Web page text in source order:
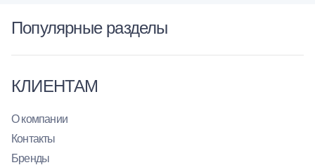
Популярные разделы
КЛИЕНТАМ
О компании
Контакты
Бренды